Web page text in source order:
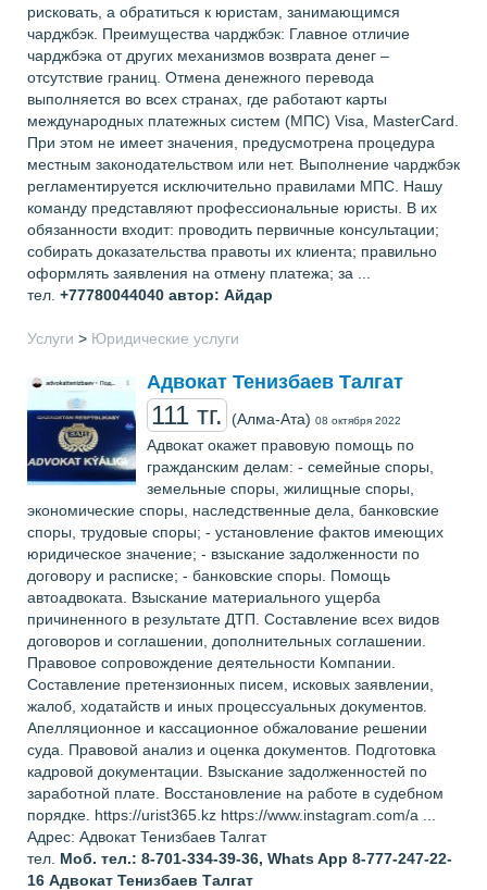
рисковать, а обратиться к юристам, занимающимся
чарджбэк. Преимущества чарджбэк: Главное отличие
чарджбэка от других механизмов возврата денег –
отсутствие границ. Отмена денежного перевода
выполняется во всех странах, где работают карты
международных платежных систем (МПС) Visa, MasterCard.
При этом не имеет значения, предусмотрена процедура
местным законодательством или нет. Выполнение чарджбэк
регламентируется исключительно правилами МПС. Нашу
команду представляют профессиональные юристы. В их
обязанности входит: проводить первичные консультации;
собирать доказательства правоты их клиента; правильно
оформлять заявления на отмену платежа; за ...
тел. +77780044040 автор: Айдар
Услуги > Юридические услуги
Адвокат Тенизбаев Талгат
111 тг. (Алма-Ата) 08 октября 2022
Адвокат окажет правовую помощь по
гражданским делам: - семейные споры,
земельные споры, жилищные споры,
экономические споры, наследственные дела, банковские
споры, трудовые споры; - установление фактов имеющих
юридическое значение; - взыскание задолженности по
договору и расписке; - банковские споры. Помощь
автоадвоката. Взыскание материального ущерба
причиненного в результате ДТП. Составление всех видов
договоров и соглашении, дополнительных соглашении.
Правовое сопровождение деятельности Компании.
Составление претензионных писем, исковых заявлении,
жалоб, ходатайств и иных процессуальных документов.
Апелляционное и кассационное обжалование решении
суда. Правовой анализ и оценка документов. Подготовка
кадровой документации. Взыскание задолженностей по
заработной плате. Восстановление на работе в судебном
порядке. https://urist365.kz https://www.instagram.com/a ...
Адрес: Адвокат Тенизбаев Талгат
тел. Моб. тел.: 8-701-334-39-36, Whats App 8-777-247-22-
16 Адвокат Тенизбаев Талгат